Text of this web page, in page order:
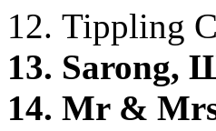
12. Tippling
13. Sarong,
14. Mr &